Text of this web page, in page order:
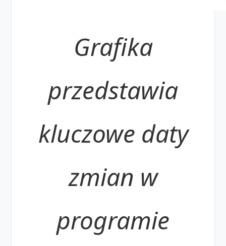
Grafika
przedstawia
kluczowe daty
zmian w
programie